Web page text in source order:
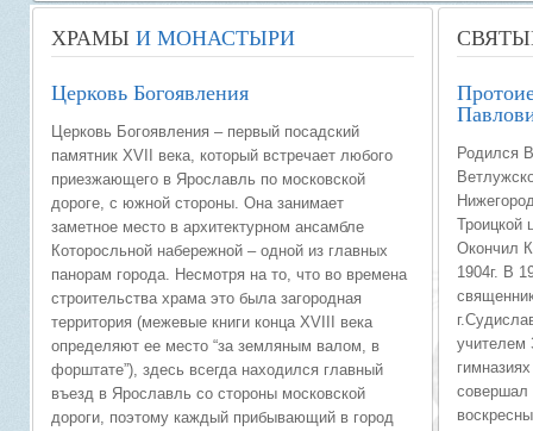
ХРАМЫ И МОНАСТЫРИ
Церковь Богоявления
Церковь Богоявления – первый посадский
памятник XVII века, который встречает любого
приезжающего в Ярославль по московской
дороге, с южной стороны. Она занимает
заметное место в архитектурном ансамбле
Которосльной набережной – одной из главных
панорам города. Несмотря на то, что во времена
строительства храма это была загородная
территория (межевые книги конца XVIII века
определяют ее место “за земляным валом, в
форштате”), здесь всегда находился главный
въезд в Ярославль со стороны московской
дороги, поэтому каждый прибывающий в город
Родился
Троицкой
Окончил
1904г. В
учителем
совершал